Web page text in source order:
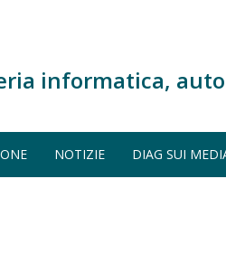
informatica,
NOTIZIE DIAG SUI